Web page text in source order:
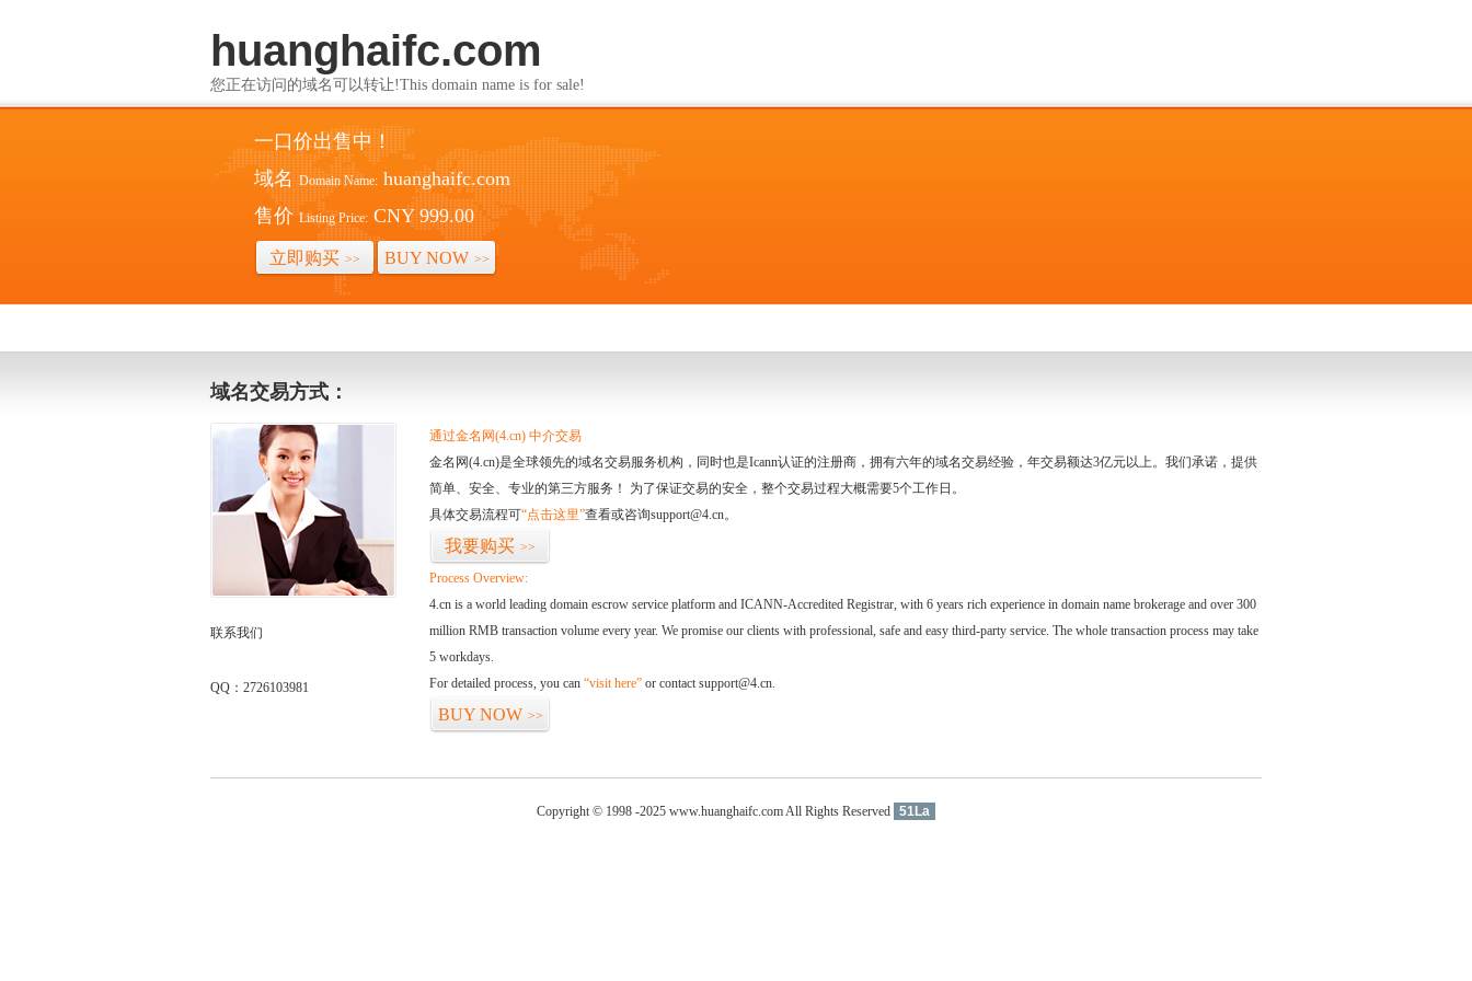
huanghaifc.com
您正在访问的域名可以转让!This domain name is for sale!
一口价出售中！
域名 Domain Name: huanghaifc.com
售价 Listing Price: CNY 999.00
立即购买 >> BUY NOW >>
域名交易方式：
联系我们
QQ：2726103981
通过金名网(4.cn) 中介交易
金名网(4.cn)是全球领先的域名交易服务机构，同时也是Icann认证的注册商，拥有六年的域名交易经验，年交易额达3亿元以上。我们承诺，提供
简单、安全、专业的第三方服务！ 为了保证交易的安全，整个交易过程大概需要5个工作日。
具体交易流程可“点击这里”查看或咨询support@4.cn。
我要购买 >>
Process Overview:
4.cn is a world leading domain escrow service platform and ICANN-Accredited Registrar, with 6 years rich experience in domain name brokerage and over 300
million RMB transaction volume every year. We promise our clients with professional, safe and easy third-party service. The whole transaction process may take
5 workdays.
For detailed process, you can “visit here” or contact support@4.cn.
BUY NOW >>
Copyright © 1998 -2025 www.huanghaifc.com All Rights Reserved 51La